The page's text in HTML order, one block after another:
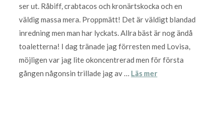
ser ut. Råbiff, crabtacos och kronärtskocka och en
väldig massa mera. Proppmätt! Det är väldigt blandad
inredning men man har lyckats. Allra bäst är nog ändå
toaletterna! I dag tränade jag förresten med Lovisa,
möjligen var jag lite okoncentrerad men för första
gången någonsin trillade jag av … Läs mer